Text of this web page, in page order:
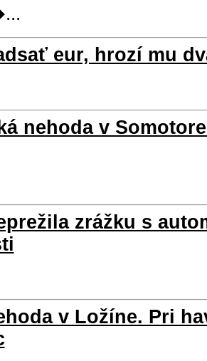
eur, hrozí mu
nehoda v
zrážku s
v Ložíne. Pri